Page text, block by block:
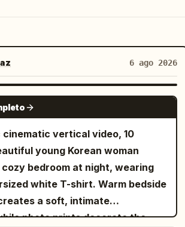
6 ago 2026
GROK IMAGINE
vertical video, 10
young Korean woman
bedroom at night, wearing
white T-shirt. Warm bedside
a soft, intimate
photo prints decorate the